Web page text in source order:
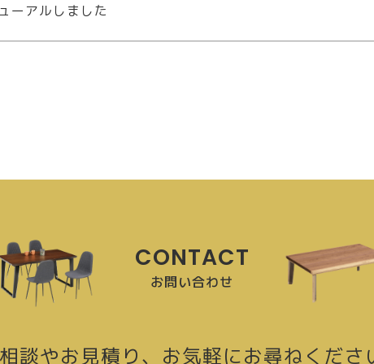
ーアルしました
CONTACT
お問い合わせ
談やお見積り、 お気軽にお尋ねくださ